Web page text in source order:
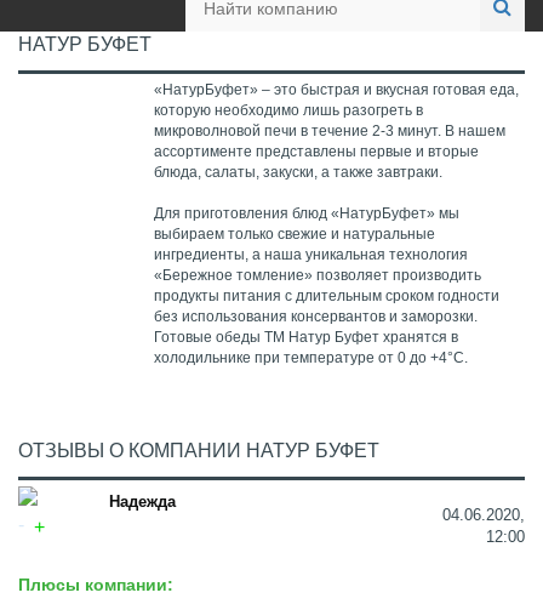
НАТУР БУФЕТ
«НатурБуфет» – это быстрая и вкусная готовая еда,
которую необходимо лишь разогреть в
микроволновой печи в течение 2-3 минут. В нашем
ассортименте представлены первые и вторые
блюда, салаты, закуски, а также завтраки.
Для приготовления блюд «НатурБуфет» мы
выбираем только свежие и натуральные
ингредиенты, а наша уникальная технология
«Бережное томление» позволяет производить
продукты питания с длительным сроком годности
без использования консервантов и заморозки.
Готовые обеды ТМ Натур Буфет хранятся в
холодильнике при температуре от 0 до +4°С.
ОТЗЫВЫ О КОМПАНИИ НАТУР БУФЕТ
Надежда
04.06.2020,
12:00
Плюсы компании: